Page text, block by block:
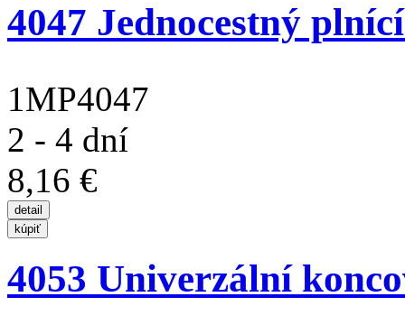
4047 Jednocestný
1MP4047
2 - 4 dní
8,16 €
4053 Univerzální